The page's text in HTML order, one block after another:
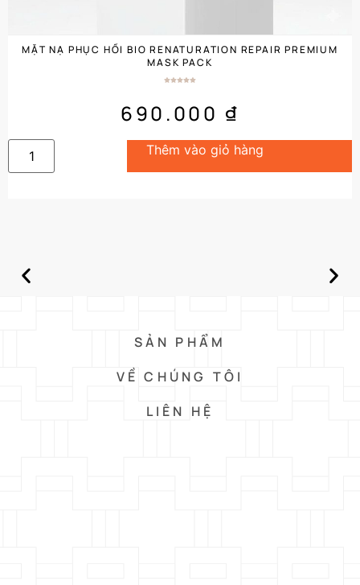
MẶT NẠ PHỤC HỒI BIO RENATURATION REPAIR PREMIUM
MASK PACK
690.000 ₫
Thêm vào giỏ hàng
SẢN PHẨM
VỀ CHÚNG TÔI
LIÊN HỆ